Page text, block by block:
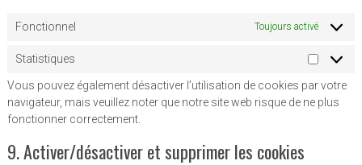
Fonctionnel Toujours activé
Statistiques
Vous pouvez également désactiver l’utilisation de cookies par votre
navigateur, mais veuillez noter que notre site web risque de ne plus
fonctionner correctement.
9. Activer/désactiver et supprimer les cookies